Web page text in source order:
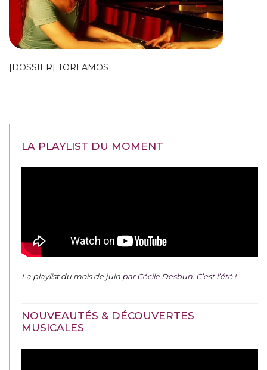
[DOSSIER] TORI AMOS
LA PLAYLIST DU MOMENT
La playlist du mois de juin par Cécile Desbun. C’est l’été !
NOUVEAUTÉS & DÉCOUVERTES
MUSICALES